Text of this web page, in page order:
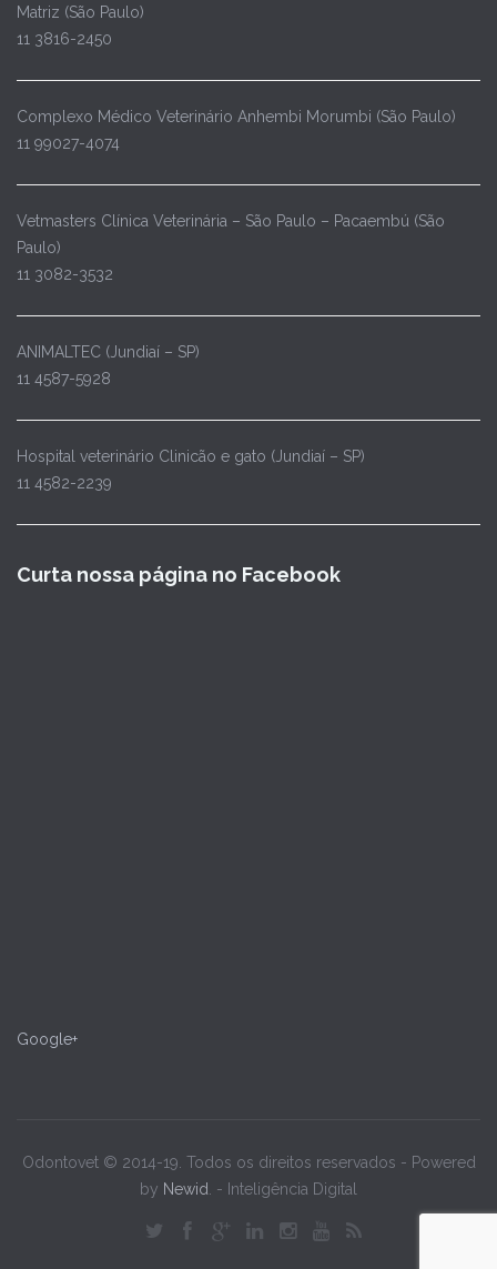
Matriz (São Paulo)
11 3816-2450
Complexo Médico Veterinário Anhembi Morumbi (São Paulo)
11 99027-4074
Vetmasters Clínica Veterinária – São Paulo – Pacaembú (São
Paulo)
11 3082-3532
ANIMALTEC (Jundiaí – SP)
11 4587-5928
Hospital veterinário Clinicão e gato (Jundiaí – SP)
11 4582-2239
Curta nossa página no Facebook
Google+
Odontovet © 2014-19. Todos os direitos reservados - Powered
by Newid. - Inteligência Digital